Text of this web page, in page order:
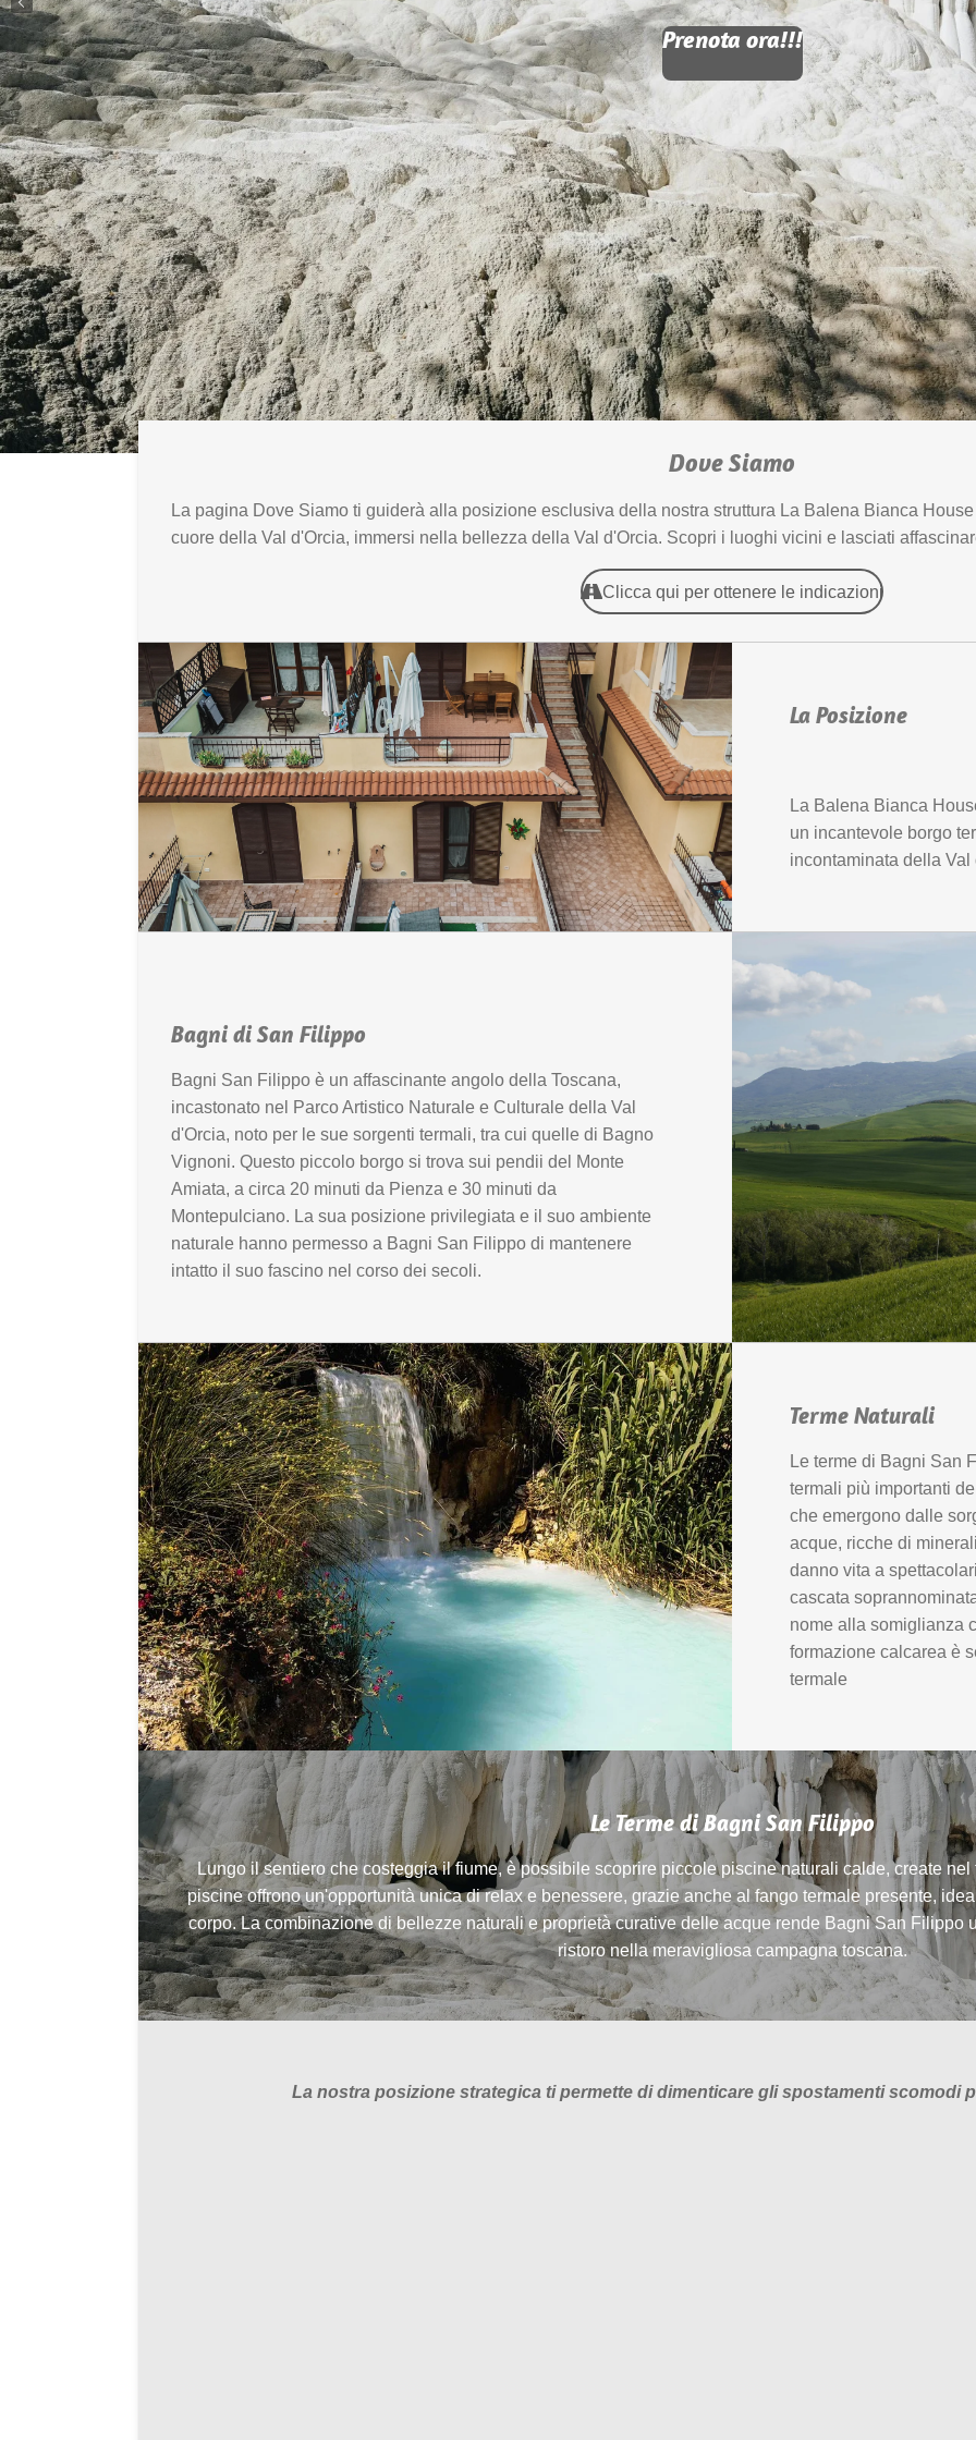
Prenota ora!!!
Dove Siamo
La pagina Dove Siamo ti guiderà alla posizione esclusiva della nostra struttura La Balena Bianca
cuore della Val d'Orcia, immersi nella bellezza della Val d'Orcia. Scopri i luoghi vicini e lasciati
Clicca qui per ottenere le indicazioni
La Posizione
La Balena Bianca
un incantevole borgo
incontaminata della Val
Bagni di San Filippo
Bagni San Filippo è un affascinante angolo della Toscana,
incastonato nel Parco Artistico Naturale e Culturale della Val
d'Orcia, noto per le sue sorgenti termali, tra cui quelle di Bagno
Vignoni. Questo piccolo borgo si trova sui pendii del Monte
Amiata, a circa 20 minuti da Pienza e 30 minuti da
Montepulciano. La sua posizione privilegiata e il suo ambiente
naturale hanno permesso a Bagni San Filippo di mantenere
intatto il suo fascino nel corso dei secoli.
Terme Naturali
Le terme di Bagni San
termali più importanti
che emergono dalle
acque, ricche di
danno vita a
cascata
nome alla somiglianza
formazione calcarea è
termale
Le Terme di Bagni San Filippo
Lungo il sentiero che costeggia il fiume, è possibile scoprire piccole piscine naturali calde, create
piscine offrono un'opportunità unica di relax e benessere, grazie anche al fango termale presente,
corpo. La combinazione di bellezze naturali e proprietà curative delle acque rende Bagni San Filippo
ristoro nella meravigliosa campagna toscana.
La nostra posizione strategica ti permette di dimenticare gli spostamenti scomodi